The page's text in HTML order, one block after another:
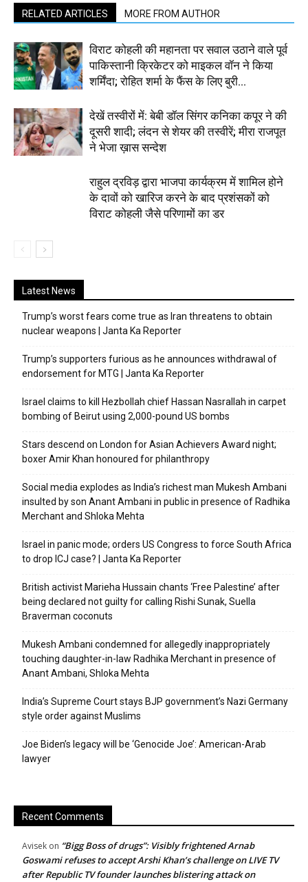
RELATED ARTICLES MORE FROM AUTHOR
विराट कोहली की महानता पर सवाल उठाने वाले पूर्व
पाकिस्तानी क्रिकेटर को माइकल वॉन ने किया
शर्मिंदा; रोहित शर्मा के फैंस के लिए बुरी...
देखें तस्वीरों में: बेबी डॉल सिंगर कनिका कपूर ने की
दूसरी शादी; लंदन से शेयर की तस्वीरें; मीरा राजपूत
ने भेजा ख़ास सन्देश
राहुल द्रविड़ द्वारा भाजपा कार्यक्रम में शामिल होने
के दावों को खारिज करने के बाद प्रशंसकों को
विराट कोहली जैसे परिणामों का डर
Latest News
Trump’s worst fears come true as Iran threatens to obtain
nuclear weapons | Janta Ka Reporter
Trump’s supporters furious as he announces withdrawal of
endorsement for MTG | Janta Ka Reporter
Israel claims to kill Hezbollah chief Hassan Nasrallah in carpet
bombing of Beirut using 2,000-pound US bombs
Stars descend on London for Asian Achievers Award night;
boxer Amir Khan honoured for philanthropy
Social media explodes as India’s richest man Mukesh Ambani
insulted by son Anant Ambani in public in presence of Radhika
Merchant and Shloka Mehta
Israel in panic mode; orders US Congress to force South Africa
to drop ICJ case? | Janta Ka Reporter
British activist Marieha Hussain chants ‘Free Palestine’ after
being declared not guilty for calling Rishi Sunak, Suella
Braverman coconuts
Mukesh Ambani condemned for allegedly inappropriately
touching daughter-in-law Radhika Merchant in presence of
Anant Ambani, Shloka Mehta
India’s Supreme Court stays BJP government’s Nazi Germany
style order against Muslims
Joe Biden’s legacy will be ‘Genocide Joe’: American-Arab
lawyer
Recent Comments
Avisek on “Bigg Boss of drugs”: Visibly frightened Arnab
Goswami refuses to accept Arshi Khan’s challenge on LIVE TV
after Republic TV founder launches blistering attack on